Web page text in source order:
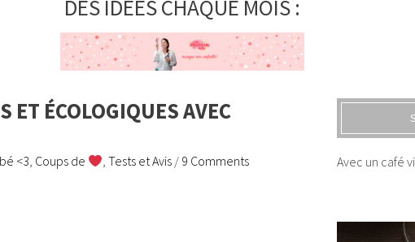
DES IDÉES CHAQUE MOIS :
ET ÉCOLOGIQUES AVEC
<3 Coups de ,Tests et Avis / 9 Comments Avec un café